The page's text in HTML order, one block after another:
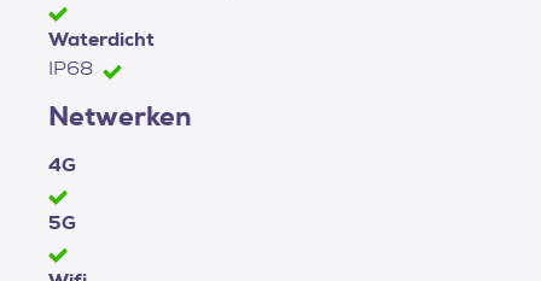
Waterdicht
IP68
Netwerken
4G
5G